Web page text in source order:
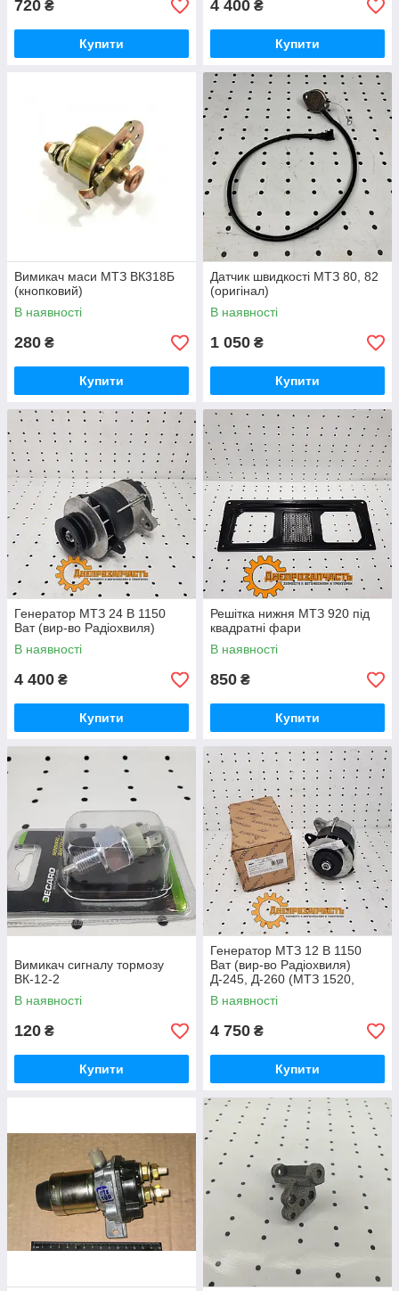
720 ₴
Купити
4 400 ₴
Купити
Вимикач маси МТЗ ВК318Б
(кнопковий)
В наявності
280 ₴
Купити
Датчик швидкості МТЗ 80, 82
(оригінал)
В наявності
1 050 ₴
Купити
Генератор МТЗ 24 В 1150
Ват (вир-во Радіохвиля)
В наявності
4 400 ₴
Купити
Решітка нижня МТЗ 920 під
квадратні фари
В наявності
850 ₴
Купити
Вимикач сигналу тормозу
ВК-12-2
В наявності
120 ₴
Купити
Генератор МТЗ 12 В 1150
Ват (вир-во Радіохвиля)
Д-245, Д-260 (МТЗ 1520,
1523, 1221, 1222)
В наявності
4 750 ₴
Купити